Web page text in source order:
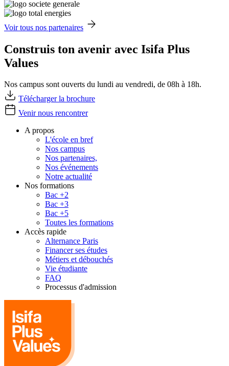
Voir tous nos partenaires
Construis ton avenir avec Isifa Plus
Values
Nos campus sont ouverts du lundi au vendredi, de 08h à 18h.
Télécharger la brochure
Venir nous rencontrer
A propos
L'école en bref
Nos campus
Nos partenaires,
Nos événements
Notre actualité
Nos formations
Bac +2
Bac +3
Bac +5
Toutes les formations
Accès rapide
Alternance Paris
Financer ses études
Métiers et débouchés
Vie étudiante
FAQ
Processus d'admission